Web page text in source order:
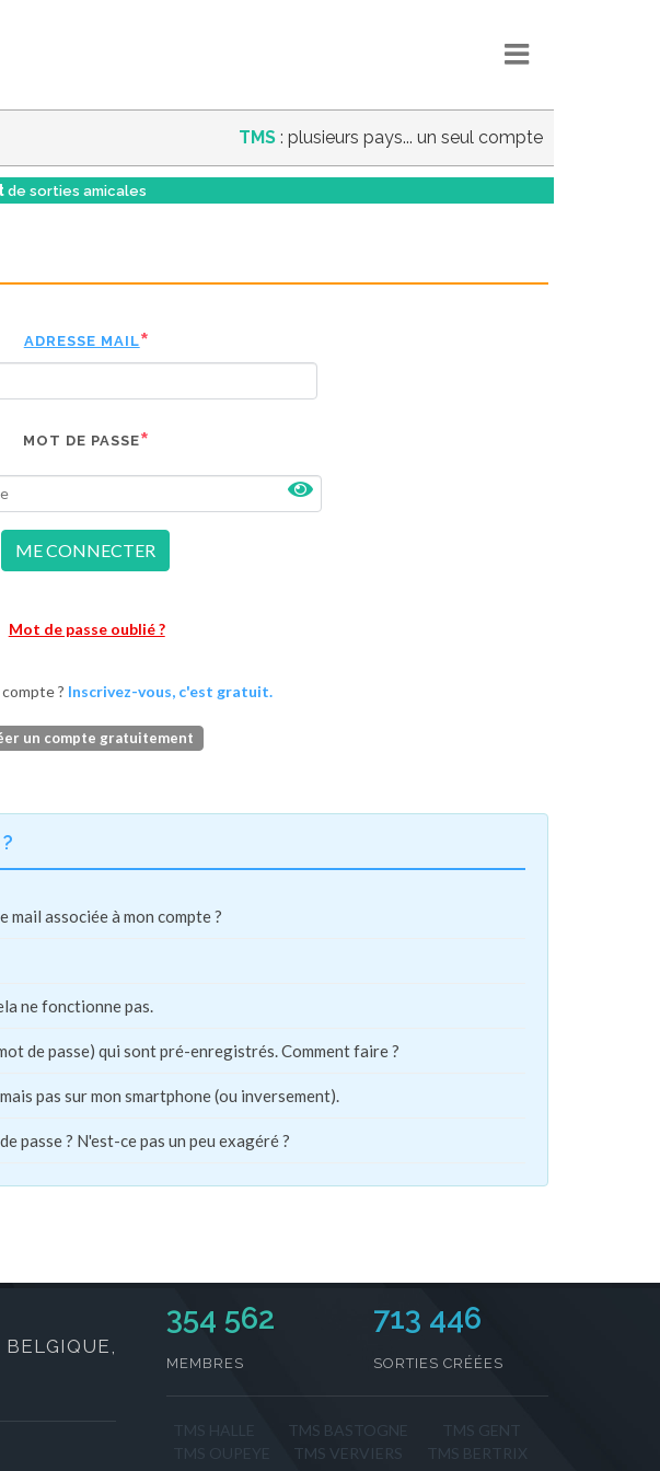
TMS : plusieurs pays... un seul compte
de sorties amicales
ADRESSE MAIL
MOT DE PASSE
ME CONNECTER
Mot de passe oublié ?
? Inscrivez-vous, c'est gratuit.
un compte gratuitement
mail associée à mon compte ?
ne fonctionne pas.
de passe) qui sont pré-enregistrés. Comment faire ?
pas sur mon smartphone (ou inversement).
passe ? N'est-ce pas un peu exagéré ?
354 562
MEMBRES
713 446
SORTIES CRÉÉES
TMS BASTOGNE
TMS GENT
TMS OUPEYE
TMS VERVIERS
TMS BERTRIX